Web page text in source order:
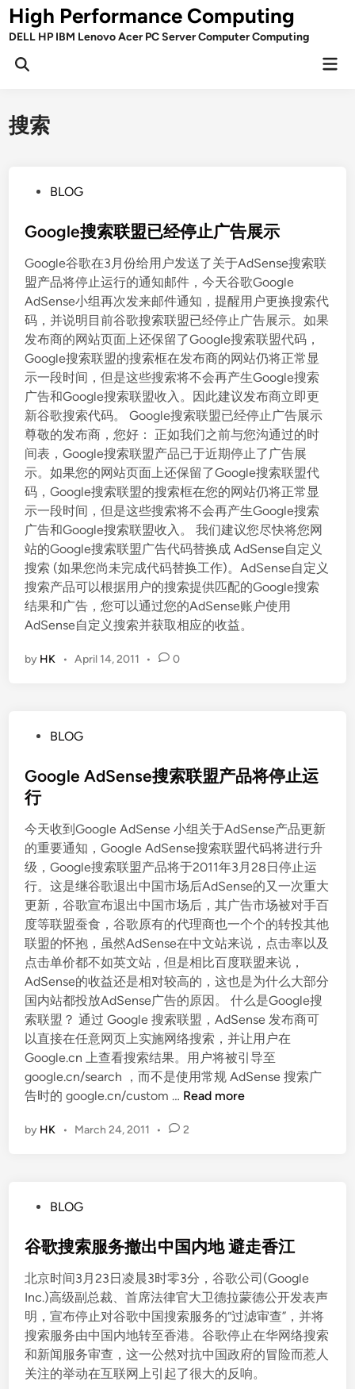
Skip
toHigh Performance Computing
DELL HP IBM Lenovo Acer PC Server Computer Computing
Open
搜索
s
e
d
i
n
BLOG
Google搜索联盟已经停止广告展示
Google谷歌在3月份给用户发送了关于AdSense搜索联
盟产品将停止运行的通知邮件，今天谷歌Google
AdSense小组再次发来邮件通知，提醒用户更换搜索代
码，并说明目前谷歌搜索联盟已经停止广告展示。如果
发布商的网站页面上还保留了Google搜索联盟代码，
Google搜索联盟的搜索框在发布商的网站仍将正常显
示一段时间，但是这些搜索将不会再产生Google搜索
广告和Google搜索联盟收入。因此建议发布商立即更
新谷歌搜索代码。 Google搜索联盟已经停止广告展示
尊敬的发布商，您好： 正如我们之前与您沟通过的时
间表，Google搜索联盟产品已于近期停止了广告展
示。如果您的网站页面上还保留了Google搜索联盟代
码，Google搜索联盟的搜索框在您的网站仍将正常显
示一段时间，但是这些搜索将不会再产生Google搜索
广告和Google搜索联盟收入。 我们建议您尽快将您网
站的Google搜索联盟广告代码替换成 AdSense自定义
搜索 (如果您尚未完成代码替换工作)。AdSense自定义
搜索产品可以根据用户的搜索提供匹配的Google搜索
结果和广告，您可以通过您的AdSense账户使用
AdSense自定义搜索并获取相应的收益。
by HK • April 14, 2011 • 0
s
t
d
i
n
BLOG
Google AdSense搜索联盟产品将停止运
行
今天收到Google AdSense 小组关于AdSense产品更新
的重要通知，Google AdSense搜索联盟代码将进行升
级，Google搜索联盟产品将于2011年3月28日停止运
行。这是继谷歌退出中国市场后AdSense的又一次重大
更新，谷歌宣布退出中国市场后，其广告市场被对手百
度等联盟蚕食，谷歌原有的代理商也一个个的转投其他
联盟的怀抱，虽然AdSense在中文站来说，点击率以及
点击单价都不如英文站，但是相比百度联盟来说，
AdSense的收益还是相对较高的，这也是为什么大部分
国内站都投放AdSense广告的原因。 什么是Google搜
索联盟？ 通过 Google 搜索联盟，AdSense 发布商可
以直接在任意网页上实施网络搜索，并让用户在
Google.cn 上查看搜索结果。用户将被引导至
google.cn/search ，而不是使用常规 AdSense 搜索广
告时的 google.cn/custom … G
o
S
n
s
e
搜
索
联
Read more
by HK • March 24, 2011 • 2
s
e
d
i
n
BLOG
谷歌搜索服务撤出中国内地 避走香江
北京时间3月23日凌晨3时零3分，谷歌公司(Google
Inc.)高级副总裁、首席法律官大卫德拉蒙德公开发表声
明，宣布停止对谷歌中国搜索服务的“过滤审查”，并将
搜索服务由中国内地转至香港。谷歌停止在华网络搜索
和新闻服务审查，这一公然对抗中国政府的冒险而惹人
关注的举动在互联网上引起了很大的反响。